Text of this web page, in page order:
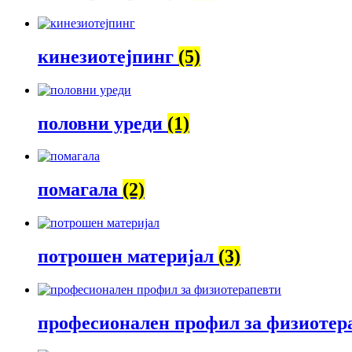
кинезиотејпинг (5)
половни уреди (1)
помагала (2)
потрошен материјал (3)
професионален профил за